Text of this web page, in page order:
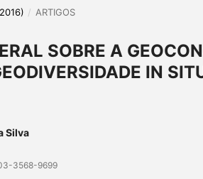
/ ARTIGOS
SOBRE A
IN
Silva
3568-9699